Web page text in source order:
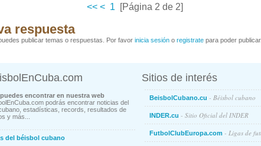
<< < 1 [Página 2 de 2]
respuesta
publicar temas o respuestas. Por favor inicia sesión o registrate para poder publicar.
encontrar en nuestra web
podrás encontrar noticias del
estadísticas, records, resultados de
y más...
del béisbol cubano
Sitios de interés
BeisbolCubano.cu - Béisbol cubano
INDER.cu - Sitio Oficial del INDER
FutbolClubEuropa.com - Ligas de